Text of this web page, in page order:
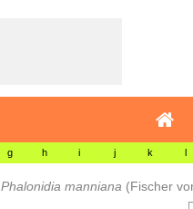
g h i j k l
Phalonidia manniana (Fischer